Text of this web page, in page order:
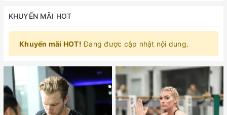
KHUYẾN MÃI HOT
Khuyến mãi HOT! Đang được cập nhật nội dung.